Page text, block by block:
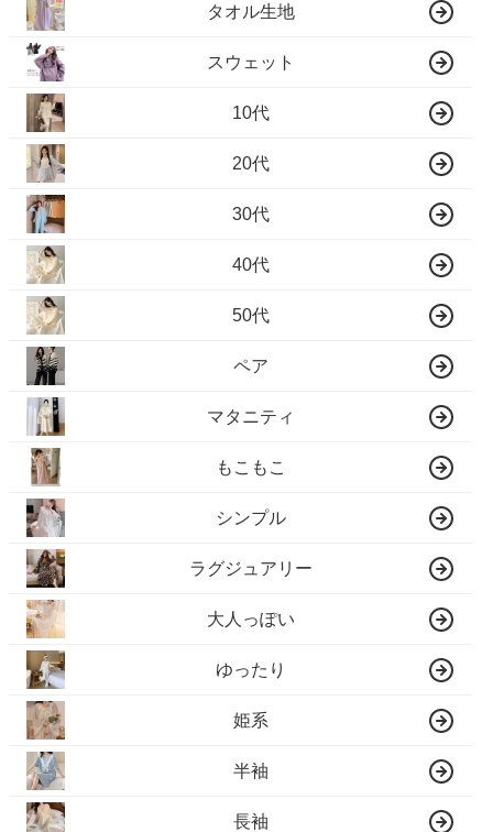
タオル生地
スウェット
10代
20代
30代
40代
50代
ペア
マタニティ
もこもこ
シンプル
ラグジュアリー
大人っぽい
ゆったり
姫系
半袖
長袖